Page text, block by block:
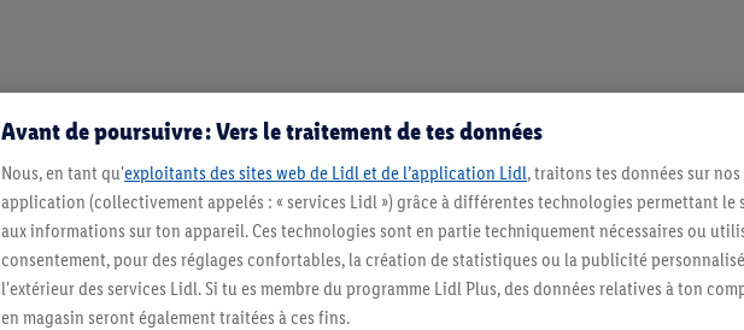
Avant de poursuivre : Vers le traitement de tes données
Nous, en tant qu'exploitants des sites web de Lidl et de l’application Lidl, traitons tes données sur
application (collectivement appelés : « services Lidl ») grâce à différentes technologies permettant le
aux informations sur ton appareil. Ces technologies sont en partie techniquement nécessaires ou
consentement, pour des réglages confortables, la création de statistiques ou la publicité
l'extérieur des services Lidl. Si tu es membre du programme Lidl Plus, des données relatives à ton
en magasin seront également traitées à ces fins.